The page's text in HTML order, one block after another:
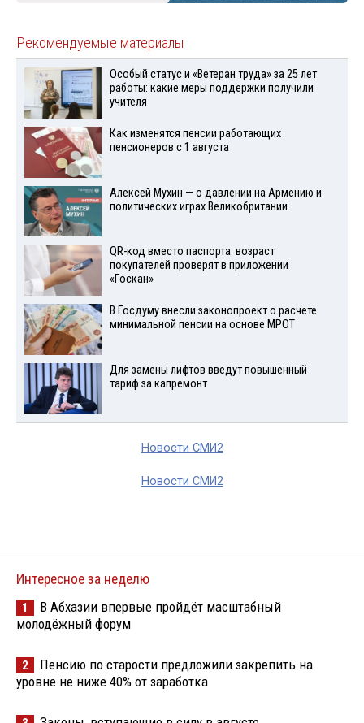
Рекомендуемые материалы
Особый статус и «Ветеран труда» за 25 лет
работы: какие меры поддержки получили
учителя
Как изменятся пенсии работающих
пенсионеров с 1 августа
Алексей Мухин — о давлении на Армению и
политических играх Великобритании
QR-код вместо паспорта: возраст
покупателей проверят в приложении
«Госкан»
В Госдуму внесли законопроект о расчете
минимальной пенсии на основе МРОТ
Для замены лифтов введут повышенный
тариф за капремонт
Новости СМИ2
Новости СМИ2
Интересное за неделю
1
В Абхазии впервые пройдёт масштабный
молодёжный форум
2
Пенсию по старости предложили закрепить на
уровне не ниже 40% от заработка